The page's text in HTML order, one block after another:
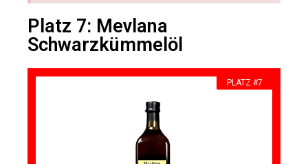
Platz 7: Mevlana
Schwarzkümmelöl
PLATZ #7